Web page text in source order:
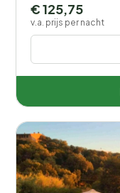
€ 125,75
v.a. prijs per nacht